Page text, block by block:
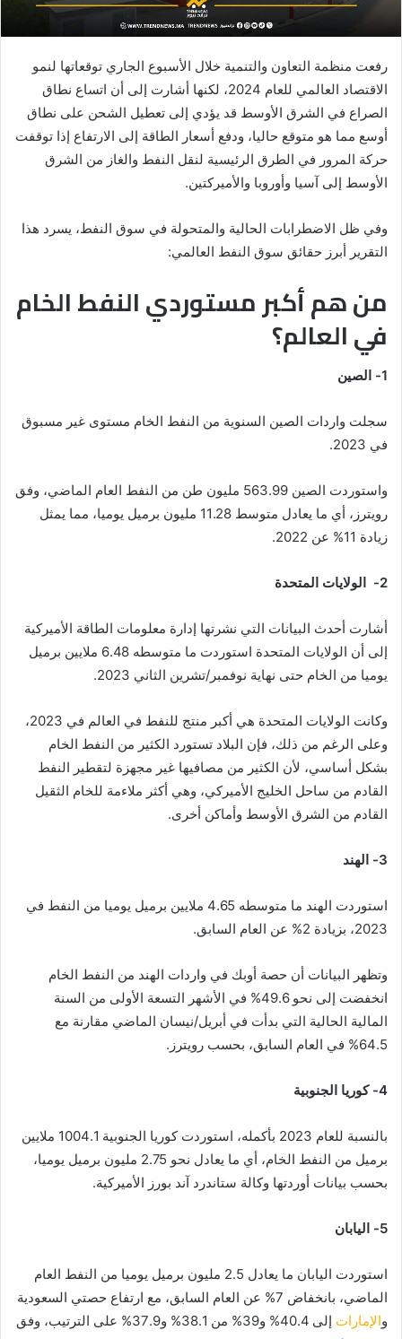
رفعت منظمة التعاون والتنمية خلال الأسبوع الجاري توقعاتها لنمو
الاقتصاد العالمي للعام 2024، لكنها أشارت إلى أن اتساع نطاق
الصراع في الشرق الأوسط قد يؤدي إلى تعطيل الشحن على نطاق
أوسع مما هو متوقع حاليا، ودفع أسعار الطاقة إلى الارتفاع إذا توقفت
حركة المرور في الطرق الرئيسية لنقل النفط والغاز من الشرق
الأوسط إلى آسيا وأوروبا والأميركتين.
وفي ظل الاضطرابات الحالية والمتحولة في سوق النفط، يسرد هذا
التقرير أبرز حقائق سوق النفط العالمي:
من هم أكبر مستوردي النفط الخام
في العالم؟
1- الصين
سجلت واردات الصين السنوية من النفط الخام مستوى غير مسبوق
في 2023.
واستوردت الصين 563.99 مليون طن من النفط العام الماضي، وفق
رويترز، أي ما يعادل متوسط 11.28 مليون برميل يوميا، مما يمثل
زيادة 11% عن 2022.
2- الولايات المتحدة
أشارت أحدث البيانات التي نشرتها إدارة معلومات الطاقة الأميركية
إلى أن الولايات المتحدة استوردت ما متوسطه 6.48 ملايين برميل
يوميا من الخام حتى نهاية نوفمبر/تشرين الثاني 2023.
وكانت الولايات المتحدة هي أكبر منتج للنفط في العالم في 2023،
وعلى الرغم من ذلك، فإن البلاد تستورد الكثير من النفط الخام
بشكل أساسي، لأن الكثير من مصافيها غير مجهزة لتقطير النفط
القادم من ساحل الخليج الأميركي، وهي أكثر ملاءمة للخام الثقيل
القادم من الشرق الأوسط وأماكن أخرى.
3- الهند
استوردت الهند ما متوسطه 4.65 ملايين برميل يوميا من النفط في
2023، بزيادة 2% عن العام السابق.
وتظهر البيانات أن حصة أوبك في واردات الهند من النفط الخام
انخفضت إلى نحو 49.6% في الأشهر التسعة الأولى من السنة
المالية الحالية التي بدأت في أبريل/نيسان الماضي مقارنة مع
64.5% في العام السابق، بحسب رويترز.
4- كوريا الجنوبية
بالنسبة للعام 2023 بأكمله، استوردت كوريا الجنوبية 1004.1 ملايين
برميل من النفط الخام، أي ما يعادل نحو 2.75 مليون برميل يوميا،
بحسب بيانات أوردتها وكالة ستاندرد آند بورز الأميركية.
5- اليابان
استوردت اليابان ما يعادل 2.5 مليون برميل يوميا من النفط العام
الماضي، بانخفاض 7% عن العام السابق، مع ارتفاع حصتي السعودية
والإمارات
إلى 40.4% و39% من 38.1% و37.9% على الترتيب، وفق